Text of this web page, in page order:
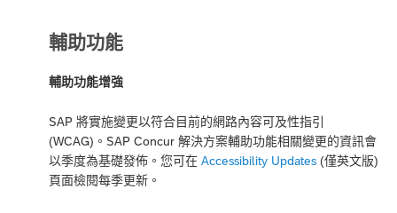
輔助功能
輔助功能增強
SAP 將實施變更以符合目前的網路內容可及性指引
(WCAG)。SAP Concur 解決方案輔助功能相關變更的資訊會
以季度為基礎發佈。您可在 Accessibility Updates (僅英文版)
頁面檢閱每季更新。